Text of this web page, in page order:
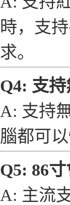
時，支
求。
Q4: 支
A: 支持
腦都可
Q5: 86
A: 主流